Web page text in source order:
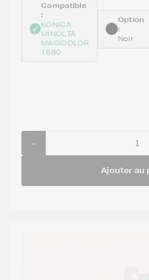
Compatible
:
KONICA
MINOLTA
MAGICOLOR
1680
Option
:
Noir
-
Ajouter au